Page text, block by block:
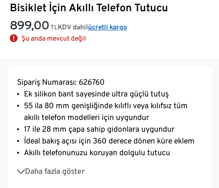
Bisiklet İçin Akıllı Telefon Tutucu
899,00 TL KDV dahilücretli kargo
Şu anda mevcut değil
Sipariş Numarası: 626760
Ek silikon bant sayesinde ultra güçlü tutuş
55 ila 80 mm genişliğinde kılıflı veya kılıfsız tüm
akıllı telefon modelleri için uygundur
17 ile 28 mm çapa sahip gidonlara uygundur
İdeal bakış açısı için 360 derece dönen küre eklem
Akıllı telefonunuzu koruyan dolgulu tutucu
Daha fazla göster
Lastikli kıskaç kaymayı önler
Kolayca takıp çıkarılabilir